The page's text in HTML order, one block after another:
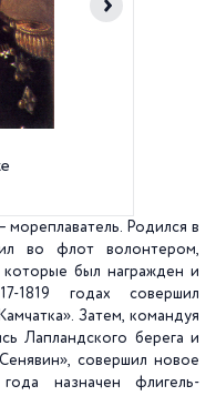
Родился в
во флот волонтером,
которые был награжден и
1819 годах совершил
Затем, командуя
Лапландского берега и
совершил новое
назначен флигель-